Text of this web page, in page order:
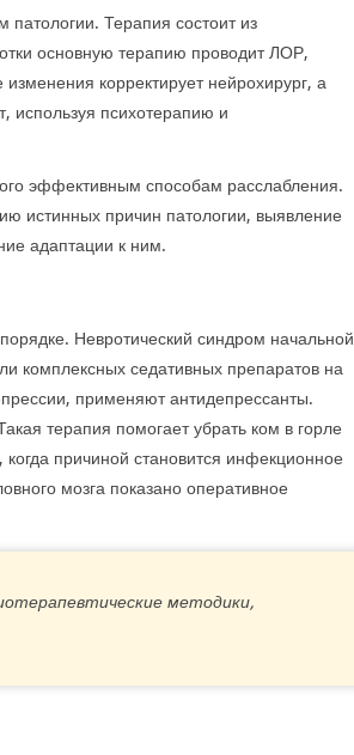
Терапия состоит из
основную терапию проводит ЛОР,
корректирует нейрохирург, а
используя психотерапию и
эффективным способам расслабления.
истинных причин патологии, выявление
адаптации к ним.
Невротический синдром начальной
комплексных седативных препаратов на
применяют антидепрессанты.
терапия помогает убрать ком в горле
причиной становится инфекционное
мозга показано оперативное
методики,